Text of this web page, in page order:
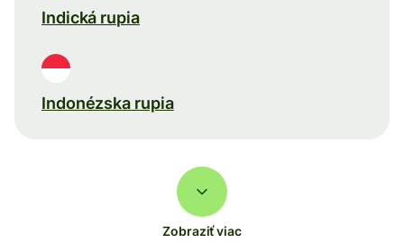
Indická rupia
Indonézska rupia
Zobraziť viac